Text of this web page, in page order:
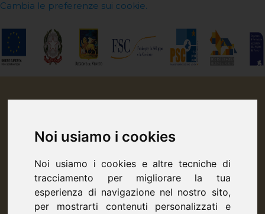
Noi usiamo i cookies
Noi usiamo i cookies e altre tecniche di
tracciamento per migliorare la tua
esperienza di navigazione nel nostro sito,
per mostrarti contenuti personalizzati e
Cambia le preferenze sui cookie.